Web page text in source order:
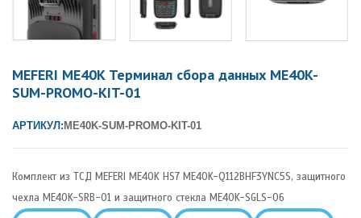
MEFERI ME40K Терминал сбора данных ME40K-
SUM-PROMO-KIT-01
АРТИКУЛ:ME40K-SUM-PROMO-KIT-01
Комплект из ТСД MEFERI ME40K HS7 ME40K-Q112BHF3YNC5S, защитного
чехла ME40K-SRB-01 и защитного стекла ME40K-SGLS-06